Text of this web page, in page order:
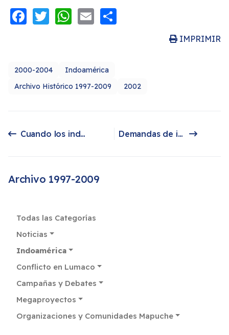
Facebook
Twitter
WhatsApp
Email
IMPRIMIR
2000-2004
Indoamérica
Archivo Histórico 1997-2009
2002
Cuando los indígenas llegan al poder
Artículo siguiente: Demandas de indios canadienses
Demandas de indios canadienses
Archivo 1997-2009
Todas las Categorías
Noticias
Indoamérica
Conflicto en Lumaco
Campañas y Debates
Megaproyectos
Organizaciones y Comunidades Mapuche